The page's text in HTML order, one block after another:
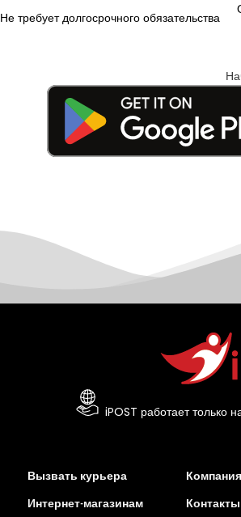
Не требует долгосрочного обязательства
iPOST работает только
Вызвать курьера
Интернет-магазинам
Компания
Контакты